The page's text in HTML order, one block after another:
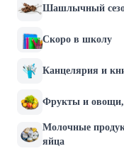
Шашлычный
Скоро в школу
Канцелярия и
Фрукты и овощи,
Молочные
яйца